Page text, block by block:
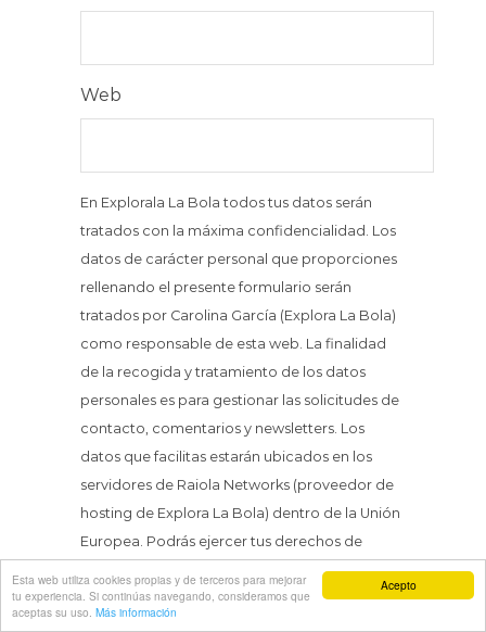
Acepto
Esta web utiliza cookies propias y de terceros para mejorar
tu experiencia. Si continúas navegando, consideramos que
aceptas su uso. Más información
Web
En Explorala La Bola todos tus datos serán
tratados con la máxima confidencialidad. Los
datos de carácter personal que proporciones
rellenando el presente formulario serán
tratados por Carolina García (Explora La Bola)
como responsable de esta web. La finalidad
de la recogida y tratamiento de los datos
personales es para gestionar las solicitudes de
contacto, comentarios y newsletters. Los
datos que facilitas estarán ubicados en los
servidores de Raiola Networks (proveedor de
hosting de Explora La Bola) dentro de la Unión
Europea. Podrás ejercer tus derechos de
acceso, rectificación, limitación y suprimir los
datos.